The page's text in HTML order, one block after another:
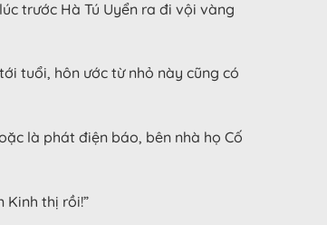
trước Hà Tú Uyển ra đi vội vàng
tuổi, hôn ước từ nhỏ này cũng có
là phát điện báo, bên nhà họ Cố
Kinh thị rồi!”